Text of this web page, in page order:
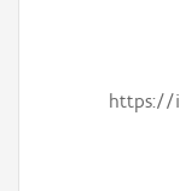
https://